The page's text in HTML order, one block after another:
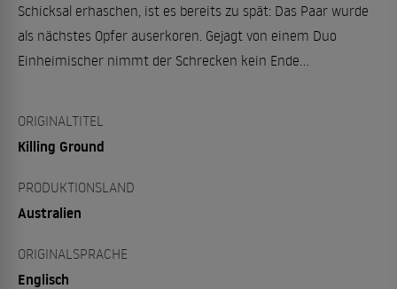
Schicksal erhaschen, ist es bereits zu spät: Das Paar wurde
als nächstes Opfer auserkoren. Gejagt von einem Duo
Einheimischer nimmt der Schrecken kein Ende…
ORIGINALTITEL
Killing Ground
PRODUKTIONSLAND
Australien
ORIGINALSPRACHE
Englisch